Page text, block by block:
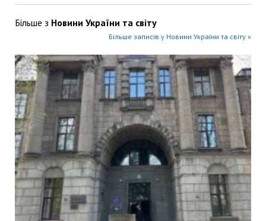
Більше з Новини України та світу
Більше записів у Новини України та світу »